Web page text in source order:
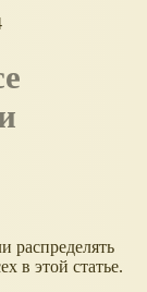
распределять
в этой статье.